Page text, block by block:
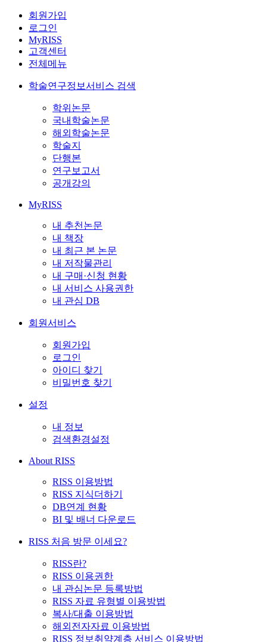
회원가입
로그인
MyRISS
고객센터
전체메뉴
학술연구정보서비스 검색
학위논문
국내학술논문
해외학술논문
학술지
단행본
연구보고서
공개강의
MyRISS
내 추천논문
내 책장
내 최근 본 논문
내 저작물관리
내 구매·신청 현황
내 서비스 사용권한
내 관심 DB
회원서비스
회원가입
로그인
아이디 찾기
비밀번호 찾기
설정
내 정보
검색환경설정
About RISS
RISS 이용방법
RISS 지식더하기
DB연계 현황
BI 및 배너 다운로드
RISS 처음 방문 이세요?
RISS란?
RISS 이용권한
내 관심논문 등록방법
RISS 자료 유형별 이용방법
복사/대출 이용방법
해외전자자료 이용방법
RISS 정보취약계층 서비스 이용방법